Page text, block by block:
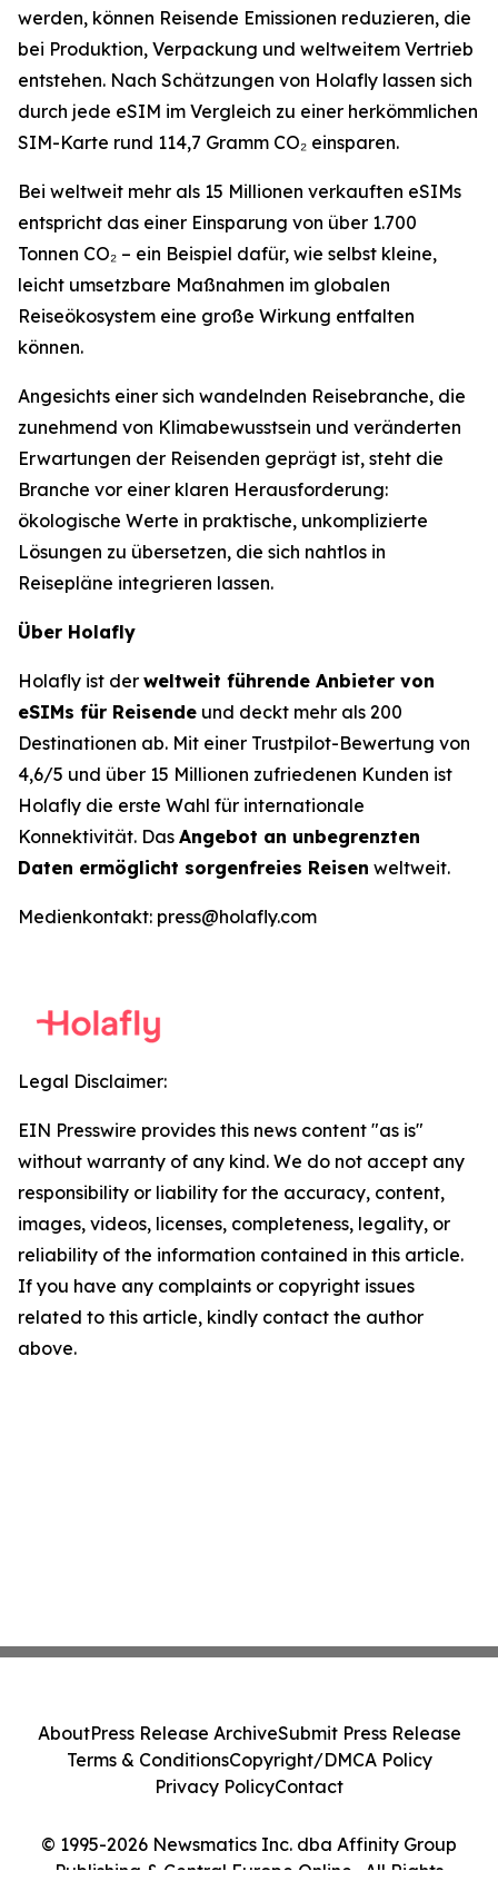
werden, können Reisende Emissionen reduzieren, die
bei Produktion, Verpackung und weltweitem Vertrieb
entstehen. Nach Schätzungen von Holafly lassen sich
durch jede eSIM im Vergleich zu einer herkömmlichen
SIM-Karte rund 114,7 Gramm CO₂ einsparen.
Bei weltweit mehr als 15 Millionen verkauften eSIMs
entspricht das einer Einsparung von über 1.700
Tonnen CO₂ – ein Beispiel dafür, wie selbst kleine,
leicht umsetzbare Maßnahmen im globalen
Reiseökosystem eine große Wirkung entfalten
können.
Angesichts einer sich wandelnden Reisebranche, die
zunehmend von Klimabewusstsein und veränderten
Erwartungen der Reisenden geprägt ist, steht die
Branche vor einer klaren Herausforderung:
ökologische Werte in praktische, unkomplizierte
Lösungen zu übersetzen, die sich nahtlos in
Reisepläne integrieren lassen.
Über Holafly
Holafly ist der weltweit führende Anbieter von
eSIMs für Reisende und deckt mehr als 200
Destinationen ab. Mit einer Trustpilot-Bewertung von
4,6/5 und über 15 Millionen zufriedenen Kunden ist
Holafly die erste Wahl für internationale
Konnektivität. Das Angebot an unbegrenzten
Daten ermöglicht sorgenfreies Reisen weltweit.
Medienkontakt: press@holafly.com
Legal Disclaimer:
EIN Presswire provides this news content "as is"
without warranty of any kind. We do not accept any
responsibility or liability for the accuracy, content,
images, videos, licenses, completeness, legality, or
reliability of the information contained in this article.
If you have any complaints or copyright issues
related to this article, kindly contact the author
above.
© 1995-2026 Newsmatics Inc. dba Affinity Group
Publishing & Central Europe Online . All Rights
AboutPress Release ArchiveSubmit Press Release
Terms & ConditionsCopyright/DMCA Policy
Privacy PolicyContact